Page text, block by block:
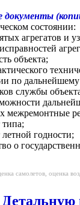
документы
состоянии:
агрегатов и
объекта;
по
службы
межремонтные
годности;
о
самолетов, оценка